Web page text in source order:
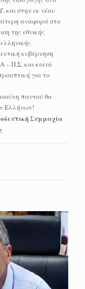
και στην εκ νέου
αναφορά στο
της εθνικής
κυβέρνηση
– Π.Σ. και κοινό
για το
παντού θα
Ελλήνων!
Συμμαχία